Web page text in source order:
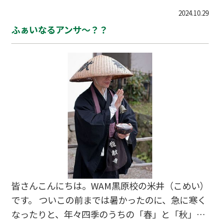
なりますよ～っていう点について何度か触れてき
ました。 今回もそんな感じの内容になります。 ま
ぁ簡単に言いますと、ある事実に対して見方を変
えると違った印象を受けるのが世の常ですよって
ことですね。 そしてそんな内容を意味する言葉
で、割と誰でも知ってそうな言葉が、今回のタイ
トル！ 「天才と○鹿は紙一重」ってやつです。 ※
○の中身はご想像にお任せいたします。 皆さん
は円周率の求め方をご存知でしょうか？ 突然ど
2024.10.29
ふぁいなるアンサ～？？
皆さんこんにちは。WAM黒原校の米井（こめい）
です。 ついこの前までは暑かったのに、急に寒く
なったりと、年々四季のうちの「春」と「秋」の